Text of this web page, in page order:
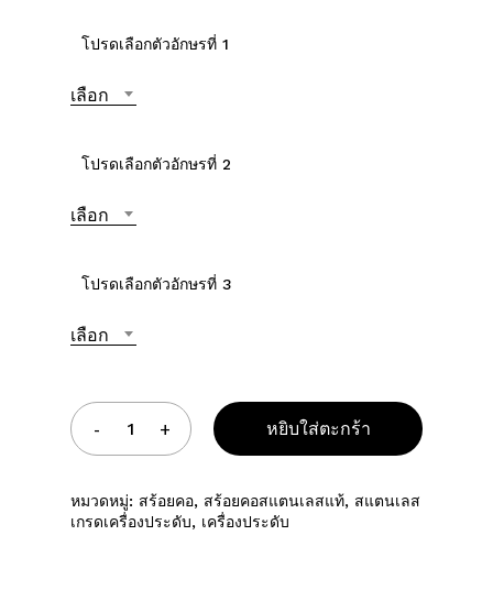
โปรดเลือกตัวอักษรที่ 1
เลือก
โปรดเลือกตัวอักษรที่ 2
เลือก
โปรดเลือกตัวอักษรที่ 3
เลือก
หยิบใส่ตะกร้า
หมวดหมู่: สร้อยคอ, สร้อยคอสแตนเลสแท้, สแตนเลส
เกรดเครื่องประดับ, เครื่องประดับ